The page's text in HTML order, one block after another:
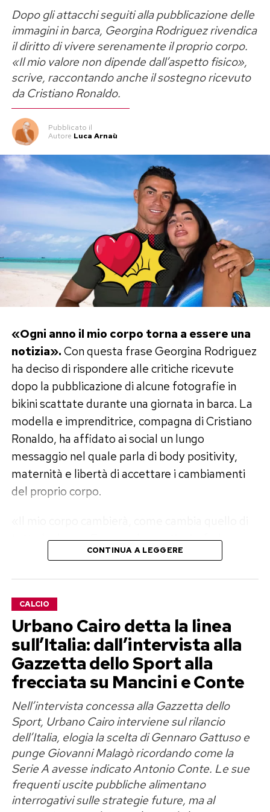
Dopo gli attacchi seguiti alla pubblicazione delle
immagini in barca, Georgina Rodriguez rivendica
il diritto di vivere serenamente il proprio corpo.
«Il mio valore non dipende dall’aspetto fisico»,
scrive, raccontando anche il sostegno ricevuto
da Cristiano Ronaldo.
Pubblicato il
Autore Luca Arnaù
«Ogni anno il mio corpo torna a essere una
notizia».Con questa frase Georgina Rodriguez
ha deciso di rispondere alle critiche ricevute
dopo la pubblicazione di alcune fotografie in
bikini scattate durante una giornata in barca. La
modella e imprenditrice, compagna di Cristiano
Ronaldo, ha affidato ai social un lungo
messaggio nel quale parla di body positivity,
maternità e libertà di accettare i cambiamenti
del proprio corpo.
tutte le donne. E spero che continui a farlo per
molti anni ancora, perché significherà che
polemica estiva in una riflessione più ampia
sull’immagine femminile.
«Amo le mie curve e il corpo che mi
ha permesso di diventare madre»
Georgina Rodriguez è madre di sei figli e nel suo
messaggio ricorda proprio il ruolo della
maternità nel rapporto con il proprio corpo.
Spiega di voler trasmettere alle sue figlie un
principio semplice ma fondamentale: il valore di
una persona non può essere misurato
CONTINUA A LEGGERE
CALCIO
Urbano Cairo detta la linea
sull’Italia: dall’intervista alla
Gazzetta dello Sport alla
frecciata su Mancini e Conte
Nell’intervista concessa alla Gazzetta dello
Sport, Urbano Cairo interviene sul rilancio
dell’Italia, elogia la scelta di Gennaro Gattuso e
punge Giovanni Malagò ricordando come la
Serie A avesse indicato Antonio Conte. Le sue
frequenti uscite pubbliche alimentano
interrogativi sulle strategie future, ma al